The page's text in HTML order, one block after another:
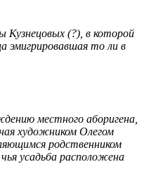
Кузнецовых (?), в которой
эмигрировавшая то ли в
местного аборигена,
художником Олегом
родственником
усадьба расположена